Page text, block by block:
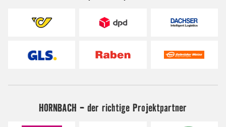
HORNBACH - der richtige Projektpartner